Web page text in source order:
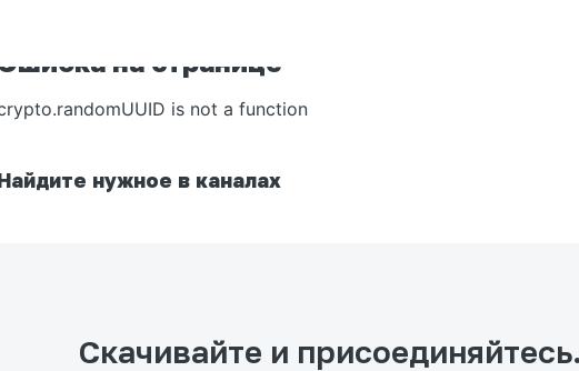
на странице
is not a function
нужное в каналах
Скачивайте и присоединяйтесь.